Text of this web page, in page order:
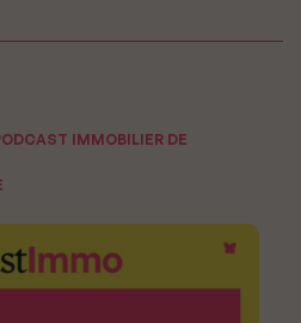
IMMOBILIER DE